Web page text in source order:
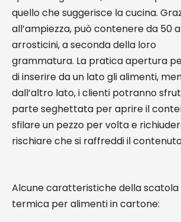
quello che suggerisce la cucina.
all’ampiezza, può contenere da 50
arrosticini, a seconda della loro
grammatura. La pratica apertura
di inserire da un lato gli alimenti,
dall’altro lato, i clienti potranno
parte seghettata per aprire il
sfilare un pezzo per volta e
rischiare che si raffreddi il
Alcune caratteristiche della scatola
termica per alimenti in cartone: